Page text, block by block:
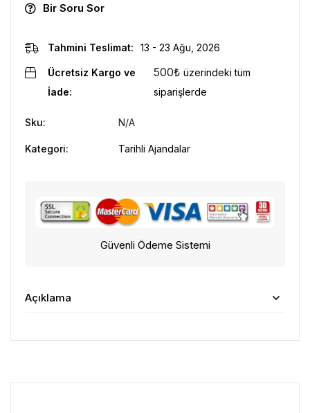
Bir Soru Sor
Tahmini Teslimat: 13 - 23 Ağu, 2026
Ücretsiz Kargo ve
İade:
500₺ üzerindeki tüm
siparişlerde
Sku: N/A
Kategori: Tarihli Ajandalar
Güvenli Ödeme Sistemi
Açıklama